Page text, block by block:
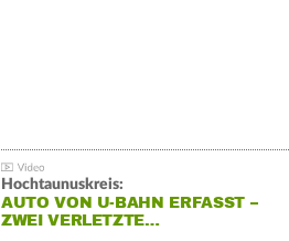
Hochtaunuskreis:
AUTO VON U-BAHN ERFASST –
ZWEI VERLETZTE…